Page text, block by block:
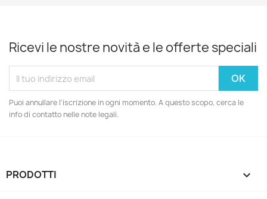
Ricevi le nostre novità e le offerte speciali
Puoi annullare l'iscrizione in ogni momento. A questo scopo, cerca le
info di contatto nelle note legali.
PRODOTTI 